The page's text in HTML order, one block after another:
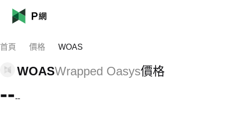
首頁 價格 WOAS
WOASWrapped Oasys價格
----